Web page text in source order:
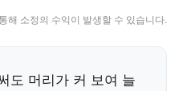
해 소정의 수익이 발생할 수 있습니다.
도 머리가 커 보여 늘